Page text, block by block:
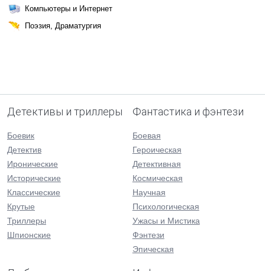
Компьютеры и Интернет
Поэзия, Драматургия
Детективы и триллеры
Боевик
Детектив
Иронические
Исторические
Классические
Крутые
Триллеры
Шпионские
Фантастика и фэнтези
Боевая
Героическая
Детективная
Космическая
Научная
Психологическая
Ужасы и Мистика
Фэнтези
Эпическая